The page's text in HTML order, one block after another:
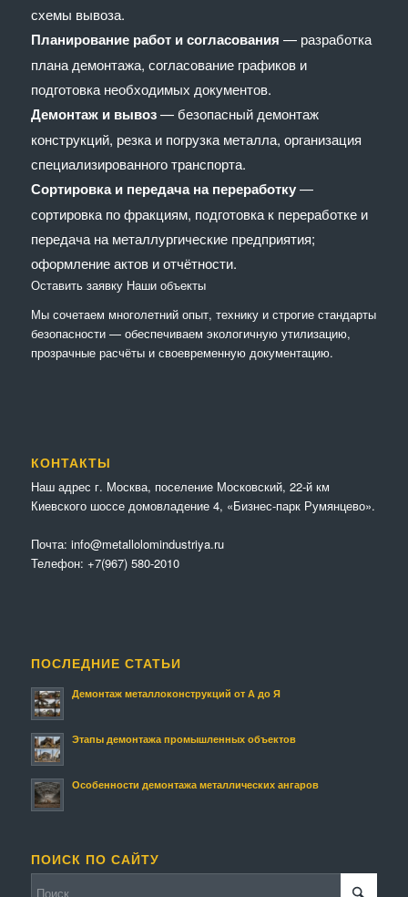
схемы вывоза.
Планирование работ и согласования — разработка
плана демонтажа, согласование графиков и
подготовка необходимых документов.
Демонтаж и вывоз— безопасный демонтаж
конструкций, резка и погрузка металла, организация
специализированного транспорта.
Сортировка и передача на переработку—
сортировка по фракциям, подготовка к переработке и
передача на металлургические предприятия;
оформление актов и отчётности.
Оставить заявку Наши объекты
Мы сочетaем многолетний опыт, технику и строгие стандарты
безопасности — обеспечиваем экологичную утилизацию,
прозрачные расчёты и своевременную документацию.
КОНТАКТЫ
Наш адрес г. Москва, поселение Московский, 22-й км
Киевского шоссе домовладение 4, «Бизнес-парк Румянцево».
Почта: info@metallolomindustriya.ru
Телефон: +7(967) 580-2010
ПОСЛЕДНИЕ СТАТЬИ
Демонтаж металлоконструкций от А до Я
Этапы демонтажа промышленных объектов
Особенности демонтажа металлических ангаров
ПОИСК ПО САЙТУ